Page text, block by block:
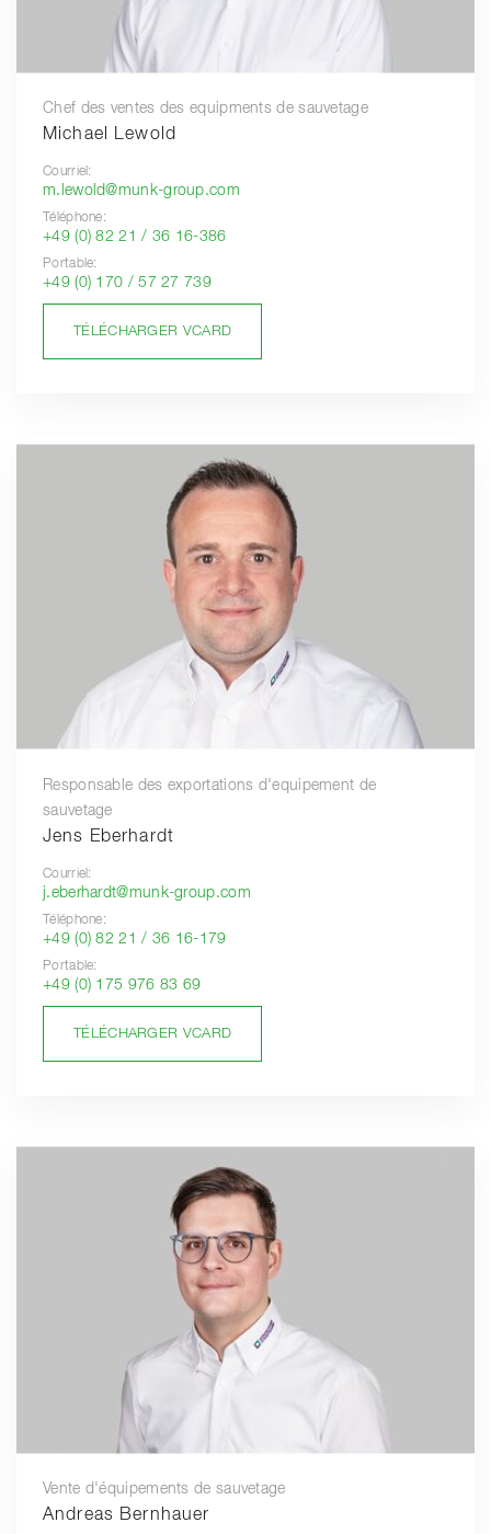
Chef des ventes des equipments de sauvetage
Michael Lewold
Courriel:
m.lewold@munk-group.com
Téléphone:
+49 (0) 82 21 / 36 16-386
Portable:
+49 (0) 170 / 57 27 739
TÉLÉCHARGER VCARD
Responsable des exportations d'equipement de
sauvetage
Jens Eberhardt
Courriel:
j.eberhardt@munk-group.com
Téléphone:
+49 (0) 82 21 / 36 16-179
Portable:
+49 (0) 175 976 83 69
TÉLÉCHARGER VCARD
Vente d'équipements de sauvetage
Andreas Bernhauer